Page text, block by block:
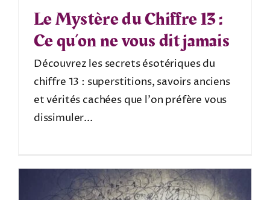
Le Mystère du Chiffre 13 :
Ce qu’on ne vous dit jamais
Découvrez les secrets ésotériques du
chiffre 13 : superstitions, savoirs anciens
et vérités cachées que l'on préfère vous
dissimuler...